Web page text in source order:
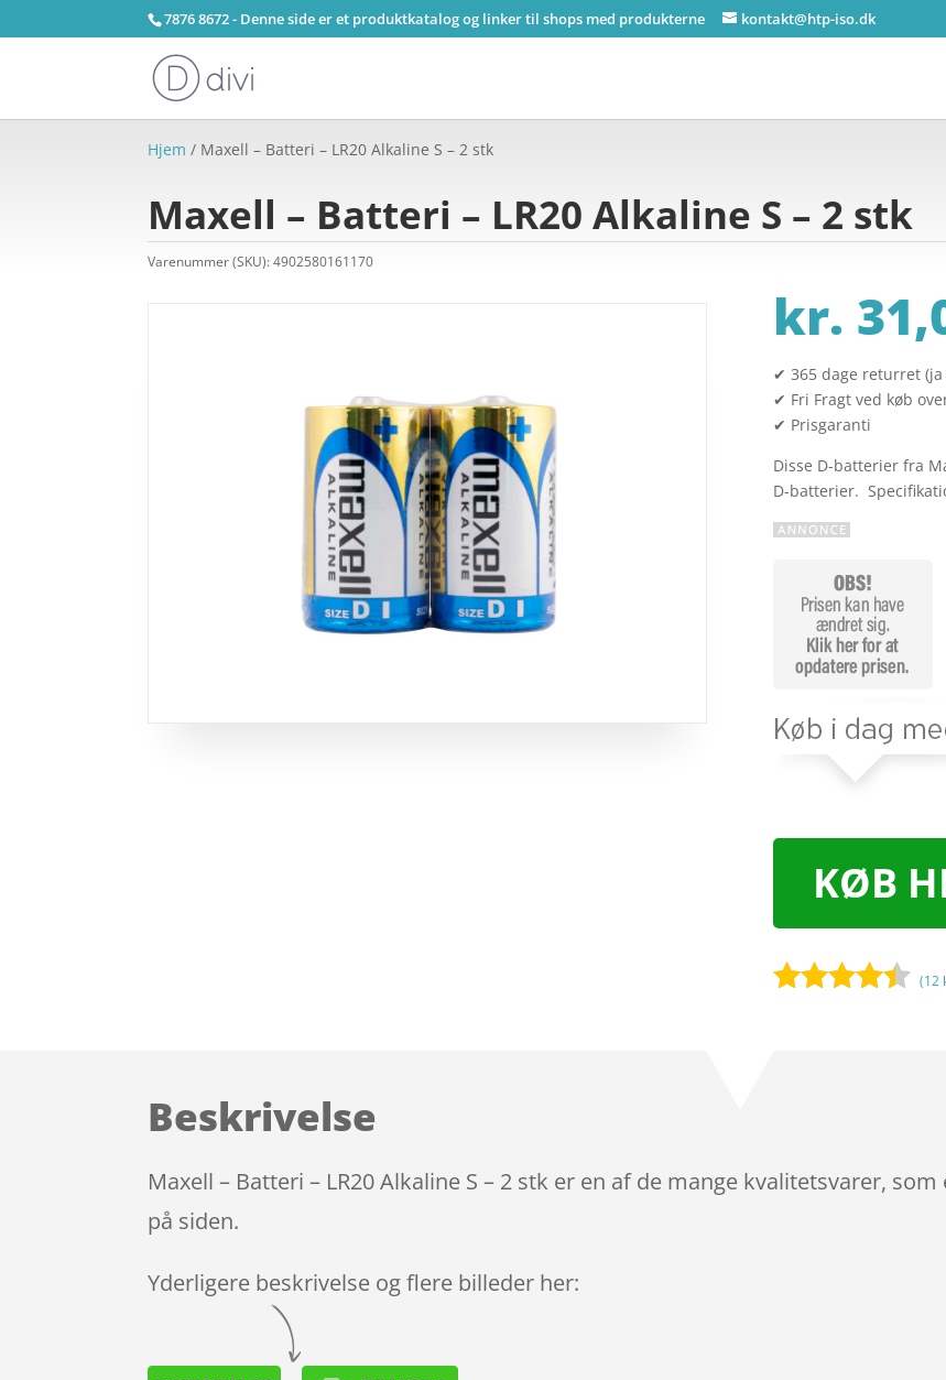
7876 8672 - Denne side er et produktkatalog og linker til shops med produkterne kontakt@htp-iso.dk
Hjem / Maxell – Batteri – LR20 Alkaline S – 2 stk
Maxell – Batteri – LR20 Alkaline S – 2 stk
Varenummer (SKU):4902580161170
kr.
✔ 365 dage returret
✔ Fri Fragt ved køb
✔ Prisgaranti
Disse D-batterier fra
D-batterier.
KØB
mmelser
(12
Beskrivelse
Maxell – Batteri – LR20 Alkaline S – 2 stk er en af de mange kvalitetsvarer,
på siden.
Yderligere beskrivelse og flere billeder her: